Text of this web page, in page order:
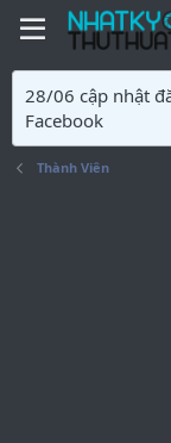
28/06 cập nhật
Facebook
Thành Viên